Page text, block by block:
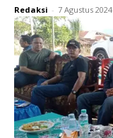
Redaksi - 7 Agustus 2024